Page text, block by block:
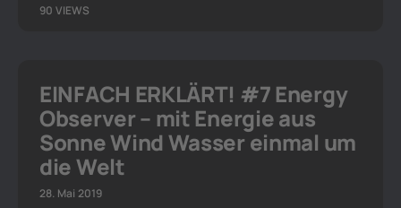
90 VIEWS
EINFACH ERKLÄRT! #7 Energy
Observer – mit Energie aus
Sonne Wind Wasser einmal um
die Welt
28. Mai 2019